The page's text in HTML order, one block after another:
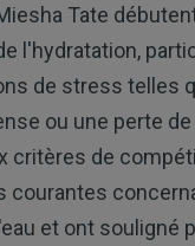
Tate
l'hydratation,
de stress telles
ou une perte
critères de
courantes
et ont souligné